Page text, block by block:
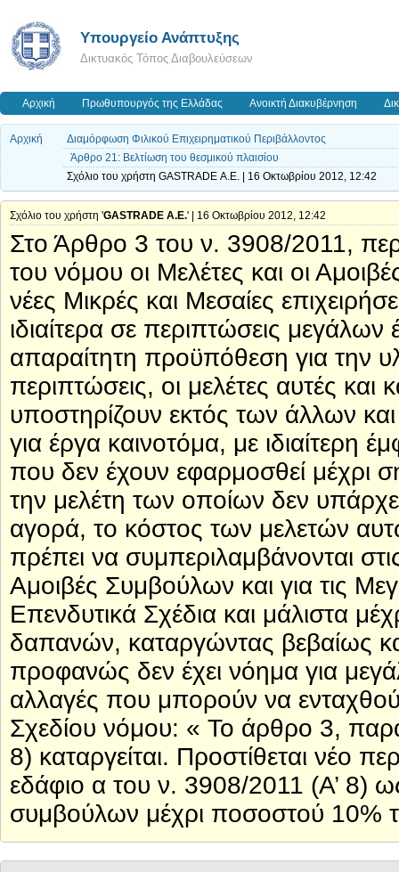
Υπουργείο Ανάπτυξης
Δικτυακός Τόπος Διαβουλεύσεων
Αρχική Πρωθυπουργός της Ελλάδας Ανοικτή Διακυβέρνηση
Αρχική
Διαμόρφωση Φιλικού Επιχειρηματικού Περιβάλλοντος
Άρθρο 21: Βελτίωση του θεσμικού πλαισίου
Σχόλιο του χρήστη GASTRADE Α.Ε. | 16 Οκτωβρίου 2012, 12:42
Σχόλιο του χρήστη 'GASTRADE Α.Ε.' | 16 Οκτωβρίου 2012, 12:42
Στο Άρθρο 3 του ν. 3908/2011,
του νόμου οι Μελέτες και οι
νέες Μικρές και Μεσαίες
ιδιαίτερα σε περιπτώσεις
απαραίτητη προϋπόθεση για την
περιπτώσεις, οι μελέτες αυτές
υποστηρίζουν εκτός των άλλων
για έργα καινοτόμα, με ιδιαίτερη
που δεν έχουν εφαρμοσθεί μέχρι
την μελέτη των οποίων δεν
αγορά, το κόστος των μελετών
πρέπει να συμπεριλαμβάνονται
Αμοιβές Συμβούλων και για τις
Επενδυτικά Σχέδια και μάλιστα
δαπανών, καταργώντας βεβαίως
προφανώς δεν έχει νόημα για
αλλαγές που μπορούν να
Σχεδίου νόμου: « Το άρθρο 3,
8) καταργείται. Προστίθεται νέο
εδάφιο α του ν. 3908/2011 (Α’ 8)
συμβούλων μέχρι ποσοστού 10%